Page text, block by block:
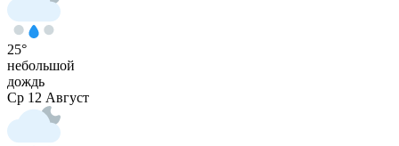
25°
небольшой
дождь
Ср 12 Август